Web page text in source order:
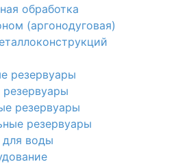
обработка
(аргонодуговая)
резервуары
резервуары
резервуары
для воды